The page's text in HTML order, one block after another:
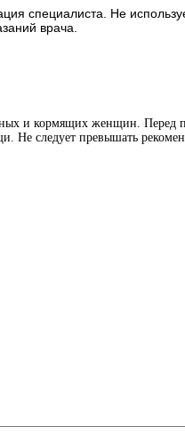
специалиста. Не
врача.
и кормящих женщин.
Не следует превышать